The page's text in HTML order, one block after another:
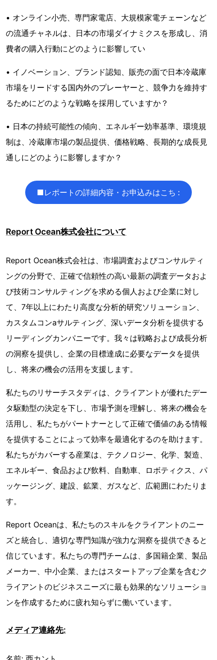
• オンライン小売、専門家電店、大規模家電チェーンなど
の流通チャネルは、日本の市場ダイナミクスを形成し、消
費者の購入行動にどのように影響してい
• イノベーション、ブランド認知、販売の面で日本冷蔵庫
市場をリードする国内外のプレーヤーと、競争力を維持す
るためにどのような戦略を採用していますか？
• 日本の持続可能性の傾向、エネルギー効率基準、環境規
制は、冷蔵庫市場の製品提供、価格戦略、長期的な成長見
通しにどのように影響しますか？
■レポートの詳細内容・お申込みはこち :
Report Ocean株式会社について
Report Ocean株式会社は、市場調査およびコンサルティ
ングの分野で、正確で信頼性の高い最新の調査データおよ
び技術コンサルティングを求める個人および企業に対し
て、7年以上にわたり高度な分析的研究ソリューション、
カスタムコンaサルティング、深いデータ分析を提供する
リーディングカンパニーです。我々は戦略および成長分析
の洞察を提供し、企業の目標達成に必要なデータを提供
し、将来の機会の活用を支援します。
私たちのリサーチスタディは、クライアントが優れたデー
タ駆動型の決定を下し、市場予測を理解し、将来の機会を
活用し、私たちがパートナーとして正確で価値のある情報
を提供することによって効率を最適化するのを助けます。
私たちがカバーする産業は、テクノロジー、化学、製造、
エネルギー、食品および飲料、自動車、ロボティクス、パ
ッケージング、建設、鉱業、ガスなど、広範囲にわたりま
す。
Report Oceanは、私たちのスキルをクライアントのニー
ズと統合し、適切な専門知識が強力な洞察を提供できると
信じています。私たちの専門チームは、多国籍企業、製品
メーカー、中小企業、またはスタートアップ企業を含むク
ライアントのビジネスニーズに最も効果的なソリューショ
ンを作成するために疲れ知らずに働いています。
メディア連絡先: